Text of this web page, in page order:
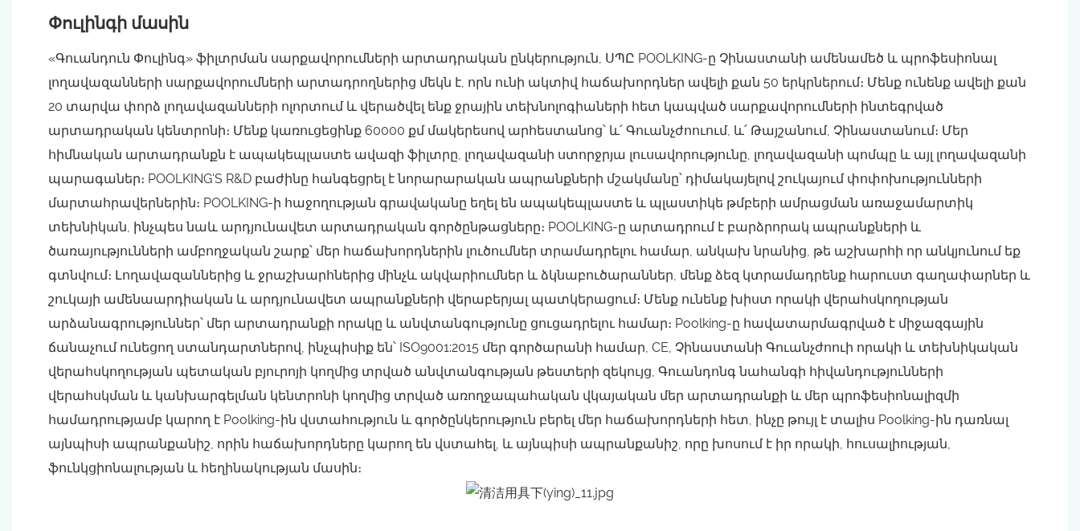
Փուլինգի մասին
«Գուանդուն Փուլինգ» ֆիլտրման սարքավորումների արտադրական ընկերություն, ՍՊԸ POOLKING-ը Չինաստանի ամենամեծ և պրոֆեսիոնալ
լողավազանների սարքավորումների արտադրողներից մեկն է, որն ունի ակտիվ հաճախորդներ ավելի քան 50 երկրներում։ Մենք ունենք ավելի քան
20 տարվա փորձ լողավազանների ոլորտում և վերածվել ենք ջրային տեխնոլոգիաների հետ կապված սարքավորումների ինտեգրված
արտադրական կենտրոնի։ Մենք կառուցեցինք 60000 քմ մակերեսով արհեստանոց՝ և՛ Գուանչժոուում, և՛ Թայշանում, Չինաստանում։ Մեր
հիմնական արտադրանքն է ապակեպլաստե ավազի ֆիլտրը, լողավազանի ստորջրյա լուսավորությունը, լողավազանի պոմպը և այլ լողավազանի
պարագաներ։ POOLKING'S R&D բաժինը հանգեցրել է նորարարական ապրանքների մշակմանը՝ դիմակայելով շուկայում փոփոխությունների
մարտահրավերներին։ POOLKING-ի հաջողության գրավականը եղել են ապակեպլաստե և պլաստիկե թմբերի ամրացման առաջամարտիկ
տեխնիկան, ինչպես նաև արդյունավետ արտադրական գործընթացները։ POOLKING-ը արտադրում է բարձրորակ ապրանքների և
ծառայությունների ամբողջական շարք՝ մեր հաճախորդներին լուծումներ տրամադրելու համար, անկախ նրանից, թե աշխարհի որ անկյունում եք
գտնվում։ Լողավազաններից և ջրաշխարհներից մինչև ակվարիումներ և ձկնաբուծարաններ, մենք ձեզ կտրամադրենք հարուստ գաղափարներ և
շուկայի ամենաարդիական և արդյունավետ ապրանքների վերաբերյալ պատկերացում։ Մենք ունենք խիստ որակի վերահսկողության
արձանագրություններ՝ մեր արտադրանքի որակը և անվտանգությունը ցուցադրելու համար։ Poolking-ը հավատարմագրված է միջազգային
ճանաչում ունեցող ստանդարտներով, ինչպիսիք են՝ ISO9001:2015 մեր գործարանի համար, CE, Չինաստանի Գուանչժոուի որակի և տեխնիկական
վերահսկողության պետական ​​բյուրոյի կողմից տրված անվտանգության թեստերի զեկույց, Գուանդոնգ նահանգի հիվանդությունների
վերահսկման և կանխարգելման կենտրոնի կողմից տրված առողջապահական վկայական մեր արտադրանքի և մեր պրոֆեսիոնալիզմի
համադրությամբ կարող է Poolking-ին վստահություն և գործընկերություն բերել մեր հաճախորդների հետ, ինչը թույլ է տալիս Poolking-ին դառնալ
այնպիսի ապրանքանիշ, որին հաճախորդները կարող են վստահել, և այնպիսի ապրանքանիշ, որը խոսում է իր որակի, հուսալիության,
ֆունկցիոնալության և հեղինակության մասին։